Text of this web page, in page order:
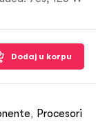
Dodaj u korpu
, Procesori